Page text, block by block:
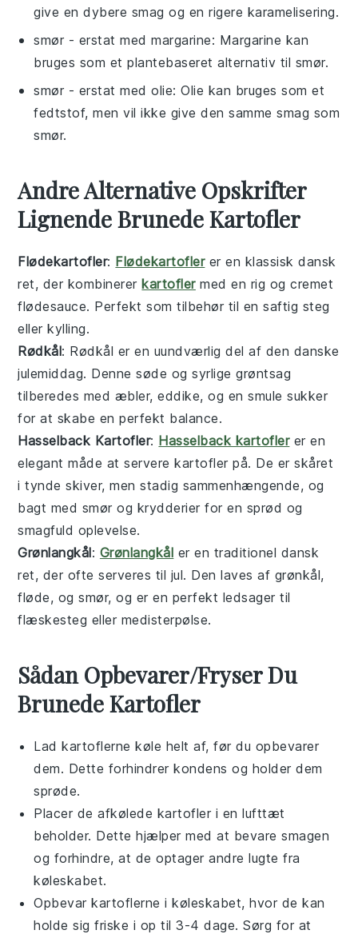
give en dybere smag og en rigere karamelisering.
smør - erstat medmargarine: Margarine kan
bruges som et plantebaseret alternativ til smør.
smør - erstat medolie: Olie kan bruges som et
fedtstof, men vil ikke give den samme smag som
smør.
Andre Alternative Opskrifter
Lignende Brunede Kartofler
Flødekartofler: Flødekartoflerer en klassiskdansk
ret, der kombinererkartoflermed en rig og cremet
flødesauce. Perfekt somtilbehør til en saftig steg
ellerkylling.
Rødkål: Rødkål er en uundværlig del af den danske
julemiddag. Denne søde og syrligegrøntsag
tilberedes med æbler,eddike, og en smulesukker
for at skabe en perfekt balance.
Hasselback Kartofler: Hasselback kartoflerer en
elegant måde at serverekartofler på. De er skåret
i tynde skiver, men stadig sammenhængende, og
bagt med smør og krydderier for en sprød og
smagfuld oplevelse.
Grønlangkål: Grønlangkål er en traditionel dansk
ret, der ofte serveres til jul. Den laves af grønkål,
fløde, ogsmør, og er en perfekt ledsager til
flæskesteg eller medisterpølse.
Sådan Opbevarer/Fryser Du
Brunede Kartofler
Ladkartoflerne køle helt af, før du opbevarer
dem. Dette forhindrer kondens og holder dem
sprøde.
Placer de afkølede kartofler i en lufttæt
beholder. Dette hjælper med at bevare smagen
og forhindre, at de optager andre lugte fra
køleskabet.
Opbevarkartoflerne i køleskabet, hvor de kan
holde sig friske i op til 3-4 dage. Sørg for at